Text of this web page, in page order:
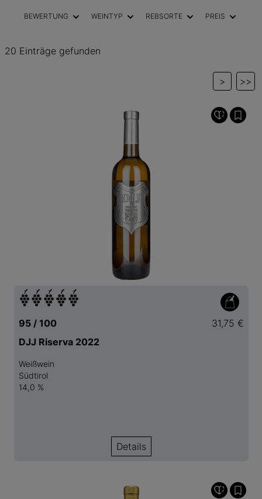
BEWERTUNG WEINTYP REBSORTE PREIS
20 Einträge gefunden
> >>
95 / 100
31,75 €
DJJ Riserva 2022
Weißwein
Südtirol
14,0 %
Details